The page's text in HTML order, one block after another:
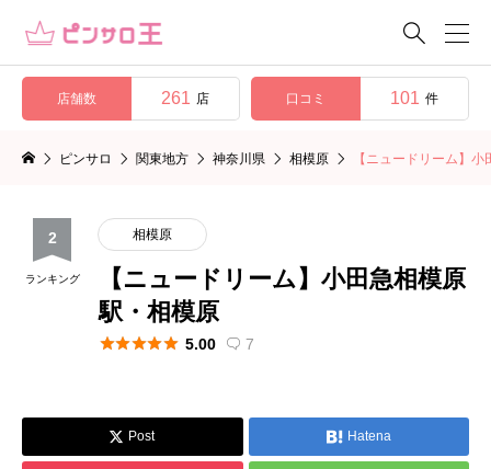

店舗数 261 店 口コミ 101 件
ピンサロ 関東地方 神奈川県 相模原 【ニュードリーム】
2
ランキング
相模原
【ニュードリーム】小田急相模原
駅・相模原
 5.00  7
 Post  Hatena